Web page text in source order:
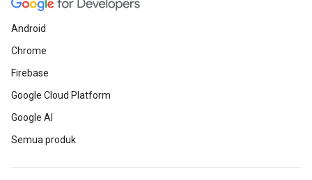
Android
Chrome
Firebase
Google Cloud Platform
Google AI
Semua produk